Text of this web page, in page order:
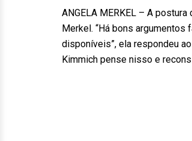
ANGELA MERKEL – A
Merkel. “Há bons
disponíveis”, ela respondeu
Kimmich pense nisso e